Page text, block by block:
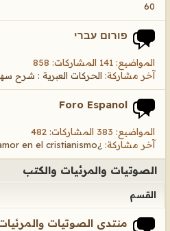
60
פורום עברי
المواضيع: 141 المشاركات: 858
آخر مشاركة: الحركات العبرية : شرح
Foro Espanol
المواضيع: 383 المشاركات: 482
آخر مشاركة: ¿De verdad Dios es amor en el cristianismo?
الصوتيات والمرئيات والكتب
القسم
منتدى الصوتيات